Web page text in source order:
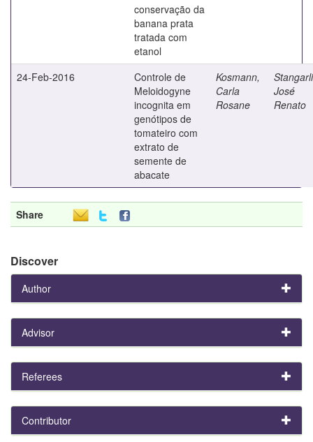
conservação da
banana prata
tratada com
etanol
24-Feb-2016
Controle de
Meloidogyne
incognita em
genótipos de
tomateiro com
extrato de
semente de
abacate
Kosmann,
Carla
Rosane
José
Renato
Share
Discover
Author
Advisor
Referees
Contributor